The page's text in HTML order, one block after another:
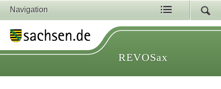
Navigation
REVOSax